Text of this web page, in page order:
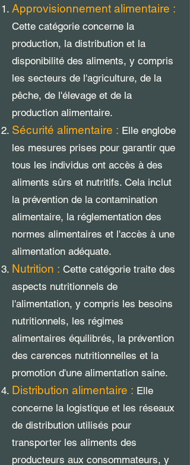
Approvisionnement alimentaire :
Cette catégorie concerne la
production, la distribution et la
disponibilité des aliments, y compris
les secteurs de l'agriculture, de la
pêche, de l'élevage et de la
production alimentaire.
Sécurité alimentaire : Elle englobe
les mesures prises pour garantir que
tous les individus ont accès à des
aliments sûrs et nutritifs. Cela inclut
la prévention de la contamination
alimentaire, la réglementation des
normes alimentaires et l'accès à une
alimentation adéquate.
Nutrition : Cette catégorie traite des
aspects nutritionnels de
l'alimentation, y compris les besoins
nutritionnels, les régimes
alimentaires équilibrés, la prévention
des carences nutritionnelles et la
promotion d'une alimentation saine.
Distribution alimentaire : Elle
concerne la logistique et les réseaux
de distribution utilisés pour
transporter les aliments des
producteurs aux consommateurs, y